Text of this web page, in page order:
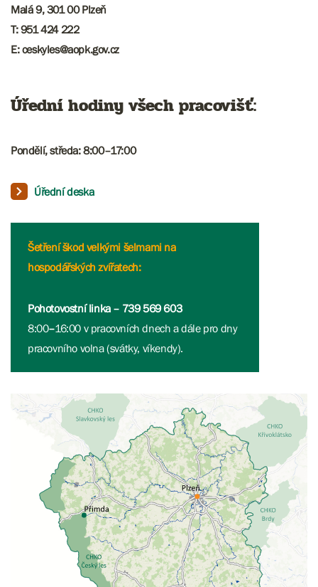
Malá 9, 301 00 Plzeň
T: 951 424 222
E: ceskyles@aopk.gov.cz
Úřední hodiny všech pracovišť:
Pondělí, středa: 8:00–17:00
Úřední deska
Šetření škod velkými šelmami na
hospodářských zvířatech:
Pohotovostní linka – 739 569 603
8:00–16:00 v pracovních dnech a dále pro dny
pracovního volna (svátky, víkendy).